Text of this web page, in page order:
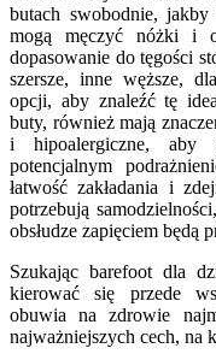
butach swobodnie,
mogą męczyć nóżki i
dopasowanie do tęgości
szersze, inne węższe,
opcji, aby znaleźć tę
buty, również mają
i hipoalergiczne, aby
potencjalnym
łatwość zakładania i
potrzebują
obsłudze zapięciem będą
Szukając barefoot dla
kierować się przede
obuwia na zdrowie
najważniejszych cech, na